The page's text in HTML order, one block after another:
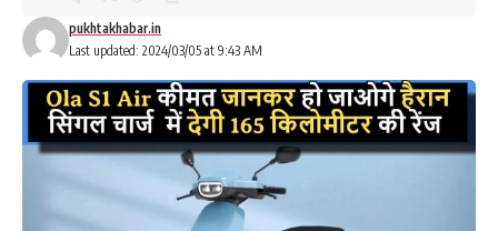
Last updated: 2024/03/05 at 9:43 AM
pukhtakhabar.in